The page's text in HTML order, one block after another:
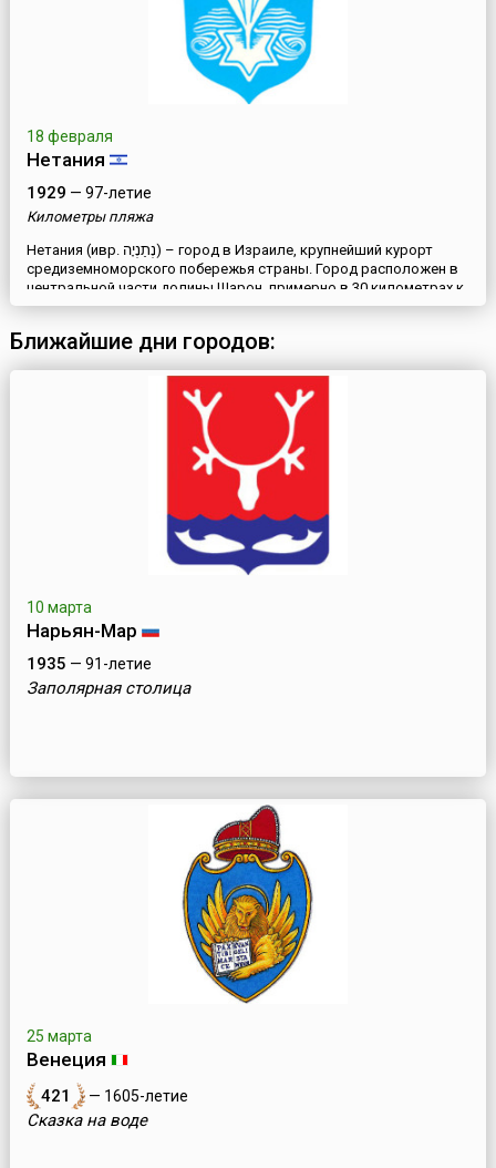
18 февраля
Нетания
1929 — 97-летие
Километры пляжа
Нетания (ивр. ‏נְתַנְיָה‏‎) – город в Израиле, крупнейший курорт
средиземноморского побережья страны. Город расположен в
центральной части долины Шарон, примерно в 30 километрах к
северу от Тель-Авива и в 50 километрах к югу от
основали выходцы из Восточной Европы 18 февраля 1929 года.
Ближайшие дни городов:
10 марта
Нарьян-Мар
1935 — 91-летие
Заполярная столица
25 марта
Венеция
421 — 1605-летие
Сказка на воде